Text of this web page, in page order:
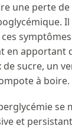
une perte
symptômes
en apportant
sucre, un
à boire.
et